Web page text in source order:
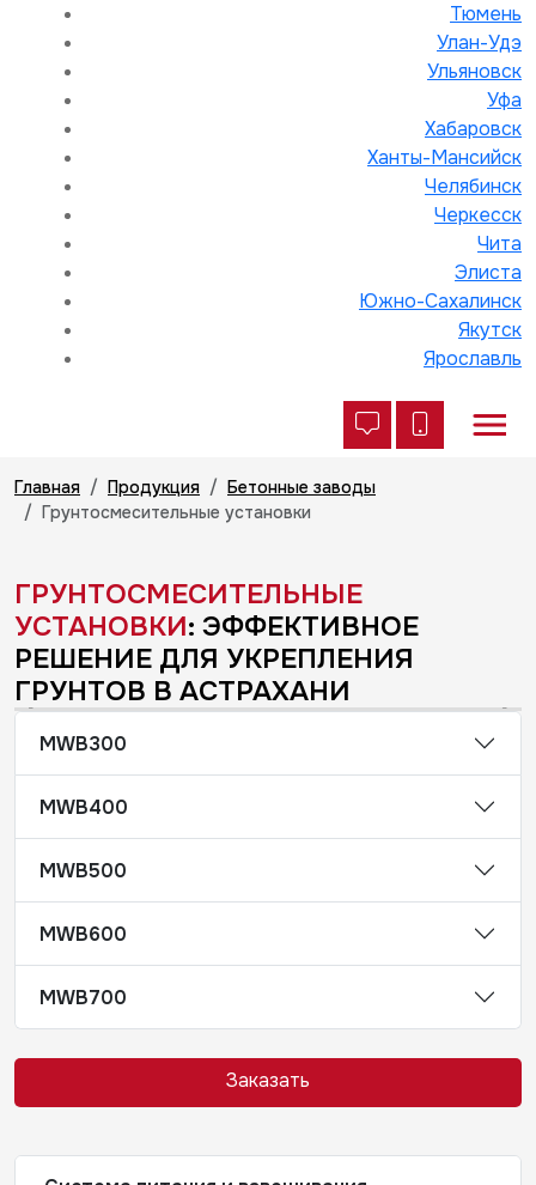
Тюмень
Улан-Удэ
Ульяновск
Уфа
Хабаровск
Ханты-Мансийск
Челябинск
Черкесск
Чита
Элиста
Южно-Сахалинск
Якутск
Ярославль
Главная Продукция
Бетонные заводы
Грунтосмесительные установки
ГРУНТОСМЕСИТЕЛЬНЫЕ
УСТАНОВКИ: ЭФФЕКТИВНОЕ
РЕШЕНИЕ ДЛЯ УКРЕПЛЕНИЯ
ГРУНТОВ В АСТРАХАНИ
MWB300
MWB400
MWB500
MWB600
MWB700
Заказать